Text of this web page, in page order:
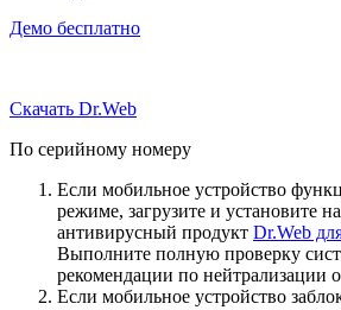
Демо бесплатно
Скачать Dr.Web
По серийному номеру
Если мобильное устройство
режиме, загрузите и установите
антивирусный продукт Dr.Web
Выполните полную проверку
рекомендации по нейтрализации
Если мобильное устройство